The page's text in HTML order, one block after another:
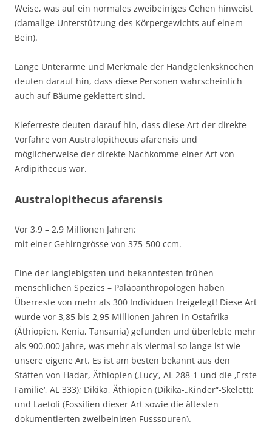
Weise, was auf ein normales zweibeiniges Gehen hinweist
(damalige Unterstützung des Körpergewichts auf einem
Bein).
Lange Unterarme und Merkmale der Handgelenksknochen
deuten darauf hin, dass diese Personen wahrscheinlich
auch auf Bäume geklettert sind.
Kieferreste deuten darauf hin, dass diese Art der direkte
Vorfahre von Australopithecus afarensis und
möglicherweise der direkte Nachkomme einer Art von
Ardipithecus war.
Australopithecus afarensis
Vor 3,9 – 2,9 Millionen Jahren:
mit einer Gehirngrösse von 375-500 ccm.
Eine der langlebigsten und bekanntesten frühen
menschlichen Spezies – Paläoanthropologen haben
Überreste von mehr als 300 Individuen freigelegt! Diese Art
wurde vor 3,85 bis 2,95 Millionen Jahren in Ostafrika
(Äthiopien, Kenia, Tansania) gefunden und überlebte mehr
als 900.000 Jahre, was mehr als viermal so lange ist wie
unsere eigene Art. Es ist am besten bekannt aus den
Stätten von Hadar, Äthiopien (‚Lucy‘, AL 288-1 und die ‚Erste
Familie‘, AL 333); Dikika, Äthiopien (Dikika-„Kinder“-Skelett);
und Laetoli (Fossilien dieser Art sowie die ältesten
dokumentierten zweibeinigen Fussspuren).